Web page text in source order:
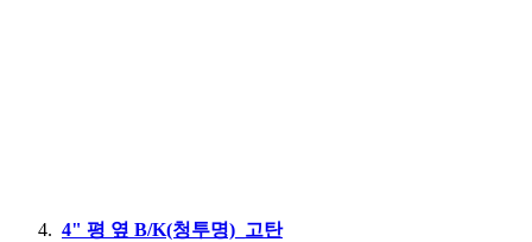
4" 평 옆 B/K(청투명)_고탄